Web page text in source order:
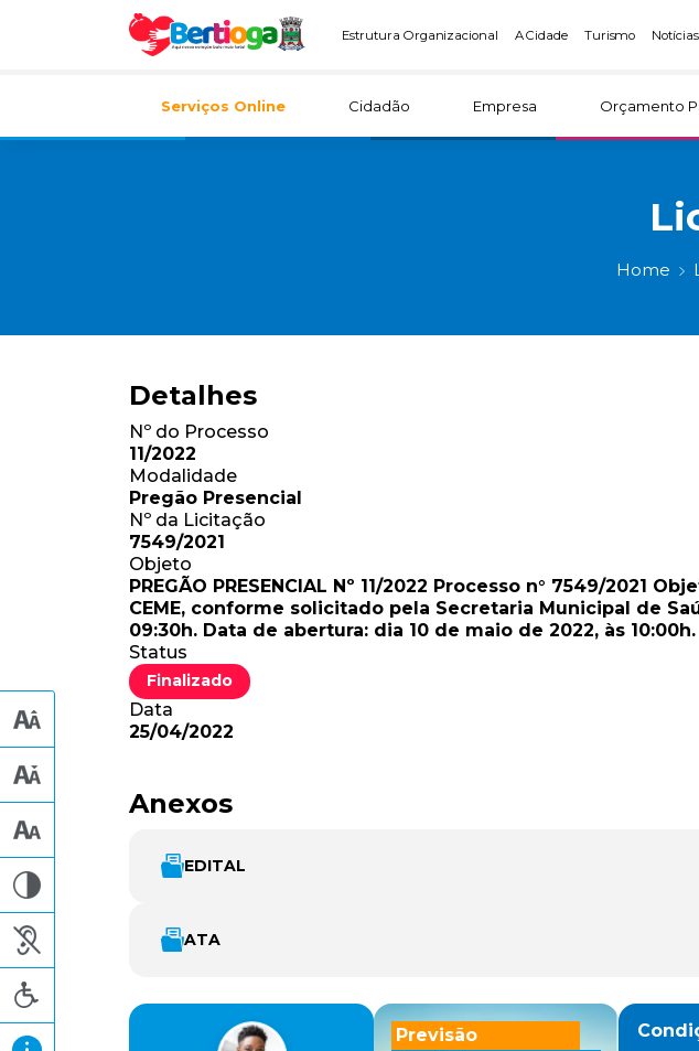
Estrutura Organizacional A Cidade Turismo Notícias
Serviços Online Cidadão Empresa Orçamento
Home
Detalhes
Nº do Processo
11/2022
Modalidade
Pregão Presencial
Nº da Licitação
7549/2021
Objeto
PREGÃO PRESENCIAL Nº 11/2022 Processo n° 7549/
CEME, conforme solicitado pela Secretaria Municipal de
09:30h. Data de abertura: dia 10 de maio de 2022, às 10:00h.
Status
Finalizado
Data
25/04/2022
Anexos
EDITAL
ATA
Previsão